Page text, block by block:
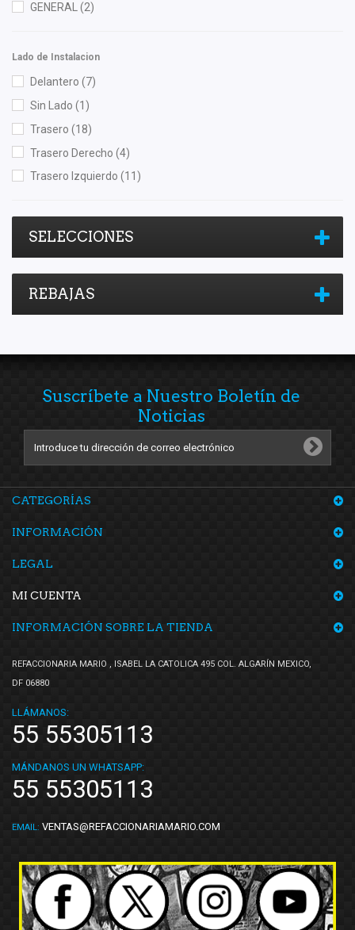
GENERAL(2)
Lado de Instalacion
Delantero (7)
Sin Lado (1)
Trasero (18)
Trasero Derecho (4)
Trasero Izquierdo (11)
SELECCIONES
REBAJAS
Suscríbete a Nuestro Boletín de
Noticias
CATEGORÍAS
INFORMACIÓN
LEGAL
MI CUENTA
INFORMACIÓN SOBRE LA TIENDA
REFACCIONARIA MARIO , ISABEL LA CATOLICA 495 COL. ALGARÍN MEXICO,
DF 06880
LLÁMANOS:
55 55305113
MÁNDANOS UN WHATSAPP:
55 55305113
EMAIL: VENTAS@REFACCIONARIAMARIO.COM